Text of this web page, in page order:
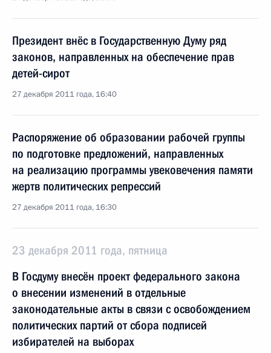
Президент внёс в Государственную Думу ряд
законов, направленных на обеспечение прав
детей-сирот
27 декабря 2011 года, 16:40
Распоряжение об образовании рабочей группы
по подготовке предложений, направленных
на реализацию программы увековечения памяти
жертв политических репрессий
27 декабря 2011 года, 16:30
23 декабря 2011 года, пятница
В Госдуму внесён проект федерального закона
о внесении изменений в отдельные
законодательные акты в связи с освобождением
политических партий от сбора подписей
избирателей на выборах